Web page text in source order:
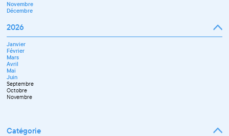
Novembre
Décembre
2026
Janvier
Février
Mars
Avril
Mai
Juin
Septembre
Octobre
Novembre
Catégorie